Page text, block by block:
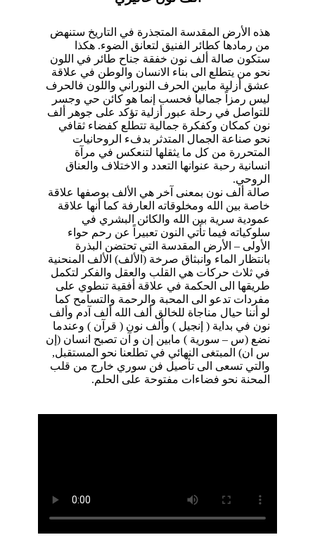
هذه الأرض المقدسة المتجذرة في التاريخ ستنهض
من رمادها كطائر الفنيق لتعانق الضوء. هكذا
ستكون صالة ألف نون خفقة جناح طائر في اللون
نحو من يتطلع الى بناء الانسان والوطن في علاقة
عشق أزلية مابين الحرف النوراني واللون فالحرف
ليس رمزاً جمالياً فحسب إنما هو كائن حي وجسر
للتواصل في رحلة عبور أزلية تؤكد على جوهر ألف
نون كمكان وكفكرة جمالية تتطلع كفضاء ثقافي
نحو صناعة الجمال المتدثر بدفء الروحانيات
المتحررة من كل ما يثقلها لتنعكس في مرآة
انسانية رحبة عنوانها التعدد و الاختلاف والعناق
الروحي.
صالة ألف نون بمعنى آخر هي الألف بوصفها علاقة
خاصة بين الله ومخلوقاته العارفة كما أنها علاقة
عمودية سرية بين الله والكائن البشري في
سلوكياته فيما تأتي النون تعبيراً عن رحم حواء
الأولى – الأرض المقدسة التي تحتضن البذرة
بانتظار الماء وانبثاق صرخة (الألف) الألف المنحنية
في ثلاث حركات هي القلب والعقل والفكر لتكمل
طريقها الى الحكمة في علاقة أفقية تنطوي على
مفردات تدعو الى المحبة والرحمة والتسامح كما
لو أننا حيال مناجاة للخالق ألف الله ألف آدم وألف
نون في بداية ( إنجيل ) وألف نون ( قرآن ) وعندما
نضع (س – سورية ) مابين إن و آن تصبح انسان (إن
س ان) المبتغى النهائي في تطلعنا نحو المستقبل,
والتي تسعى الى تأصيل فن سوري خارج من قلب
المحنة نحو فضاءات مفتوحة على الحلم.